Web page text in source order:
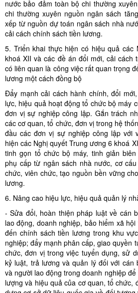
nước bảo đảm toàn bộ chi thường
chi thường xuyên nguồn ngân sách
xếp từ nguồn dự toán ngân sách nhà
cải cách chính sách tiền lương.
5. Triển khai thực hiện có hiệu quả các
khoá XII và các đề án đổi mới, cải cách
có liên quan là công việc rất quan trọng
lương một cách đồng bộ
Đẩy mạnh cải cách hành chính, đổi
lực, hiệu quả hoạt động tổ chức bộ máy
đơn vị sự nghiệp công lập. Gắn trách
các cơ quan, tổ chức, đơn vị trong hệ
đầu các đơn vị sự nghiệp công lập với
hiện các Nghị quyết Trung ương 6 khoá
tinh gọn tổ chức bộ máy, tinh giản
phụ cấp từ ngân sách nhà nước, cơ
chức, viên chức, tạo nguồn bền vững
lương.
6. Nâng cao hiệu lực, hiệu quả quản lý
- Sửa đổi, hoàn thiện pháp luật về cán
lao động, doanh nghiệp, bảo hiểm xã
đến chính sách tiền lương trong khu
nghiệp; đẩy mạnh phân cấp, giao quyền
chức, đơn vị trong việc tuyển dụng, sử
kỷ luật, trả lương và quản lý đối với cán
và người lao động trong doanh nghiệp
lượng và hiệu quả của cơ quan, tổ chức,